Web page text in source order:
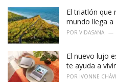
El triatlón que
mundo llega a
POR VIDASANA
El nuevo lujo
te ayuda a
POR IVONNE